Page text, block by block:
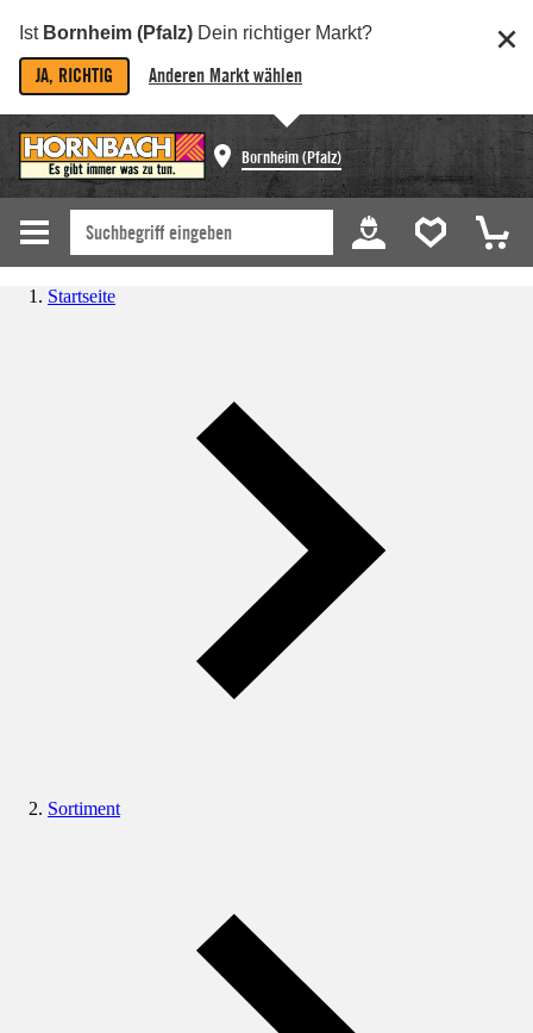
Ist Bornheim (Pfalz) Dein richtiger Markt?
JA, RICHTIG Anderen Markt wählen
Bornheim (Pfalz)
Startseite
Sortiment